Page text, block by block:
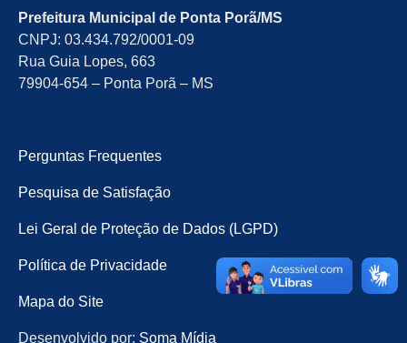
Prefeitura Municipal de Ponta Porã/MS
CNPJ: 03.434.792/0001-09
Rua Guia Lopes, 663
79904-654 – Ponta Porã – MS
Perguntas Frequentes
Pesquisa de Satisfação
Lei Geral de Proteção de Dados (LGPD)
Política de Privacidade
Mapa do Site
Desenvolvido por: Soma Mídia